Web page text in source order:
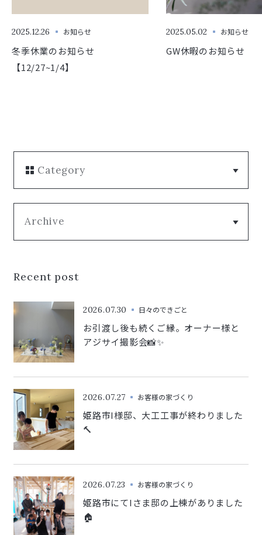
2025.12.26 お知らせ
冬季休業のお知らせ
【12/27~1/4】
2025.05.02 お知らせ
GW休暇のお知らせ
Category
Recent post
2026.07.30 日々のできごと
お引渡し後も続くご縁。オーナー様と
アジサイ撮影会📸✨
2026.07.27 お客様の家づくり
姫路市I様邸、大工工事が終わりました
🔨
2026.07.23 お客様の家づくり
姫路市にてIさま邸の上棟がありました
🏠
Archive